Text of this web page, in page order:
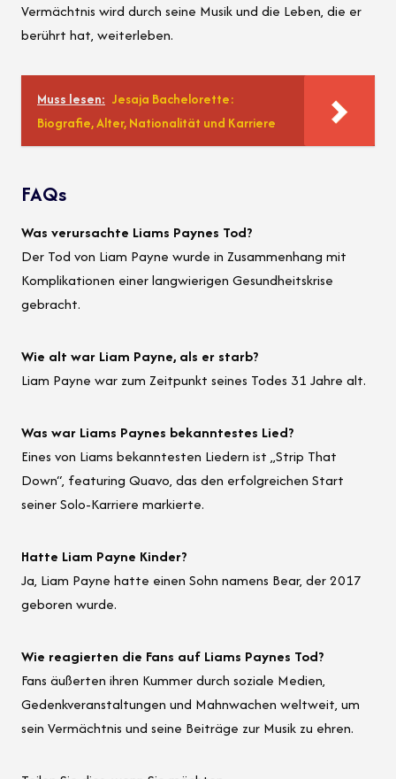
Vermächtnis wird durch seine Musik und die Leben, die er
berührt hat, weiterleben.
Muss lesen: Jesaja Bachelorette:
Biografie, Alter, Nationalität und Karriere
FAQs
Was verursachte Liams Paynes Tod?
Der Tod von Liam Payne wurde in Zusammenhang mit
Komplikationen einer langwierigen Gesundheitskrise
gebracht.
Wie alt war Liam Payne, als er starb?
Liam Payne war zum Zeitpunkt seines Todes 31 Jahre alt.
Was war Liams Paynes bekanntestes Lied?
Eines von Liams bekanntesten Liedern ist „Strip That
Down“, featuring Quavo, das den erfolgreichen Start
seiner Solo-Karriere markierte.
Hatte Liam Payne Kinder?
Ja, Liam Payne hatte einen Sohn namens Bear, der 2017
geboren wurde.
Wie reagierten die Fans auf Liams Paynes Tod?
Fans äußerten ihren Kummer durch soziale Medien,
Gedenkveranstaltungen und Mahnwachen weltweit, um
sein Vermächtnis und seine Beiträge zur Musik zu ehren.